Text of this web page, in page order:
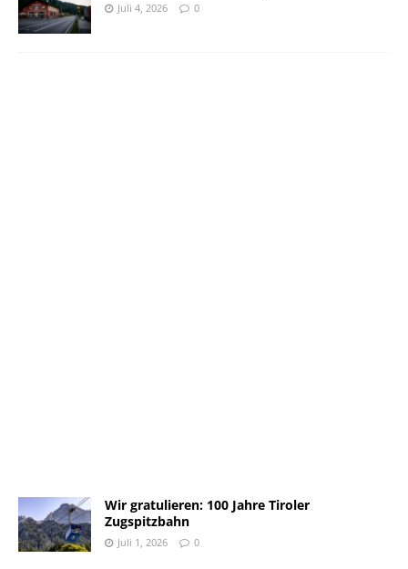
Juli 4, 2026 0
Wir gratulieren: 100 Jahre Tiroler
Zugspitzbahn
Juli 1, 2026 0